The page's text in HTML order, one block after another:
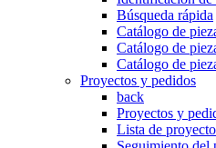
Búsqueda rápida
Catálogo de
Catálogo de
Catálogo de
Proyectos y pedidos
back
Proyectos y
Lista de